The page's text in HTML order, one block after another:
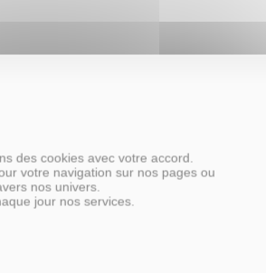
des cookies avec votre accord.
votre navigation sur nos pages ou
nos univers.
jour nos services.